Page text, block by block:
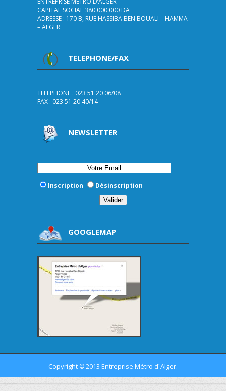
CAPITAL SOCIAL 380.000.000 DA
ADRESSE : 170 B, RUE HASSIBA BEN BOUALI – HAMMA
– ALGER
TELEPHONE/FAX
TELEPHONE : 023 51 20 06/08
FAX : 023 51 20 40/14
NEWSLETTER
Inscription Désinscription
GOOGLEMAP
Copyright ©2013 Entreprise Métro d´Alger.